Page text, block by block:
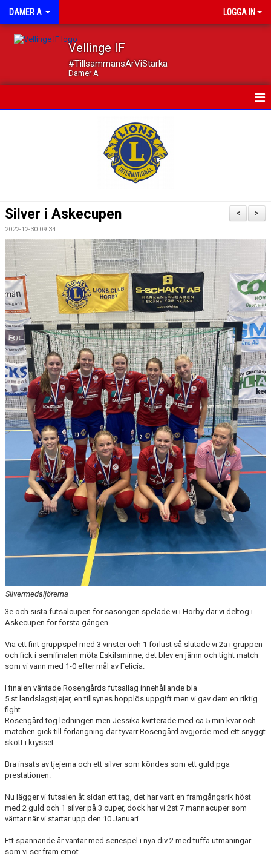
DAMER A LOGGA IN
Vellinge IF
#TillsammansÄrViStarka
Damer A
TRUPPEN
DOKUMENT
KONTAKT
>
<
Silver i Askecupen
2022-12-30 09:34
Silvermedaljörerna
3e och sista futsalcupen för säsongen spelade vi i Hörby där vi deltog i
Askecupen för första gången.
Via ett fint gruppspel med 3 vinster och 1 förlust så slutade vi 2a i gruppen
och fick i semifinalen möta Eskilsminne, det blev en jämn och tight match
som vi vann med 1-0 efter mål av Felicia.
I finalen väntade Rosengårds futsallag innehållande bla
5 st landslagstjejer, en tillsynes hopplös uppgift men vi gav dem en riktig
fight.
Rosengård tog ledningen men Jessika kvitterade med ca 5 min kvar och
matchen gick till förlängning där tyvärr Rosengård avgjorde med ett snyggt
skott i krysset.
Bra insats av tjejerna och ett silver som köndes som ett guld pga
prestationen.
Nu lägger vi futsalen åt sidan ett tag, det har varit en framgångsrik höst
med 2 guld och 1 silver på 3 cuper, dock har vi 2st 7 mannacuper som
väntar när vi startar upp den 10 Januari.
Ett spännande år väntar med seriespel i nya div 2 med tuffa utmaningar
som vi ser fram emot.